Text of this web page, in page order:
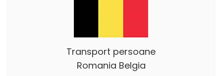
Transport persoane
Romania Belgia